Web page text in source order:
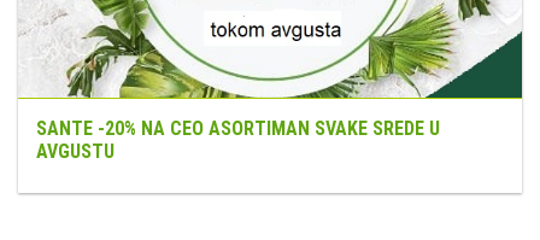
SANTE -20% NA CEO ASORTIMAN SVAKE SREDE U
AVGUSTU